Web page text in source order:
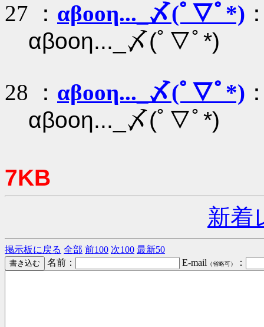
27 ： αβοοη..._〆(ﾟ▽ﾟ*)
αβοοη..._〆(ﾟ▽ﾟ*)
28 ： αβοοη..._〆(ﾟ▽ﾟ*)
αβοοη..._〆(ﾟ▽ﾟ*)
7KB
新着
掲示板に戻る 全部 前100 次100 最新50
名前：
E-mail （省略可） ：